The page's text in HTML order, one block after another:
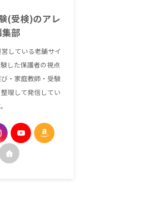
(受検)のアレ
部
している老舗サイ
した保護者の視点
・家庭教師・受験
理して発信してい